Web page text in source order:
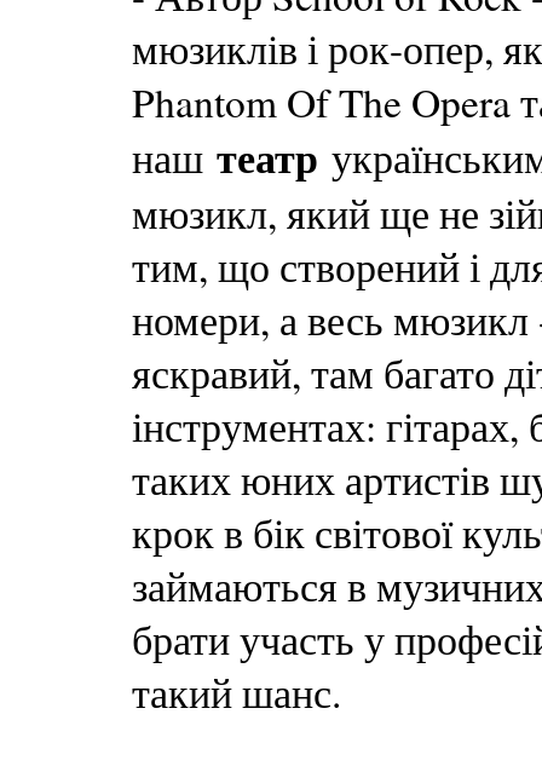
мюзиклів і рок-опер,
Phantom Of The Opera
наш театр
мюзикл, який ще не
тим, що створений і
номери, а весь мюзикл
яскравий, там багато
інструментах:
таких юних артистів
крок в бік світової
займаються в
брати участь у
такий шанс.